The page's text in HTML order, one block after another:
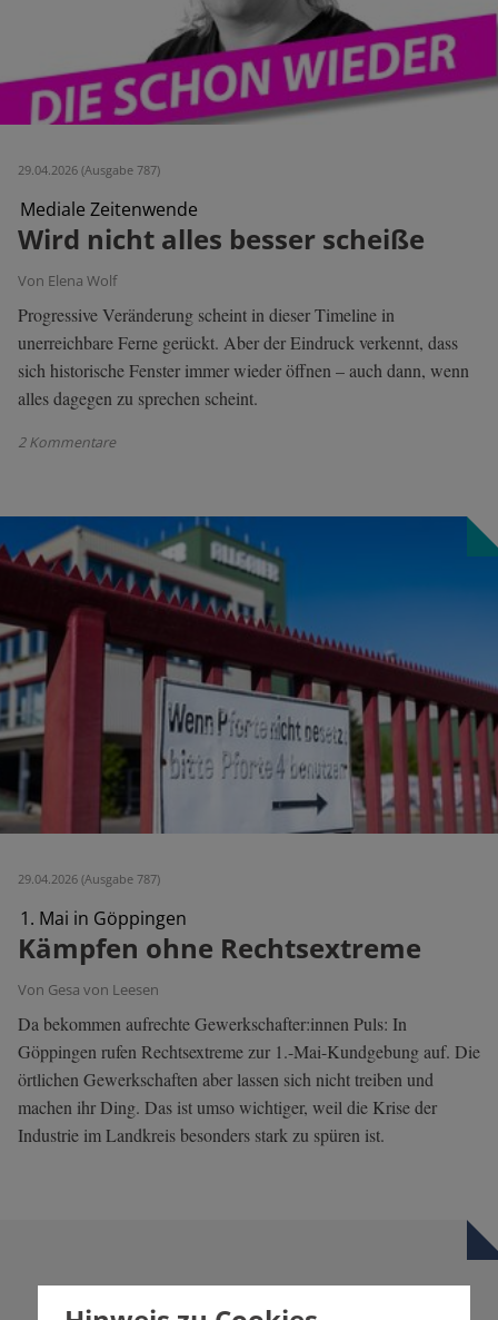
29.04.2026 (Ausgabe 787)
Mediale Zeitenwende
Wird nicht alles besser scheiße
Von Elena Wolf
Progressive Veränderung scheint in dieser Timeline in
unerreichbare Ferne gerückt. Aber der Eindruck verkennt, dass
sich historische Fenster immer wieder öffnen – auch dann, wenn
alles dagegen zu sprechen scheint.
2 Kommentare
29.04.2026 (Ausgabe 787)
1. Mai in Göppingen
Kämpfen ohne Rechtsextreme
Von Gesa von Leesen
Da bekommen aufrechte Gewerkschafter:innen Puls: In
Göppingen rufen Rechtsextreme zur 1.-Mai-Kundgebung auf. Die
örtlichen Gewerkschaften aber lassen sich nicht treiben und
machen ihr Ding. Das ist umso wichtiger, weil die Krise der
Industrie im Landkreis besonders stark zu spüren ist.